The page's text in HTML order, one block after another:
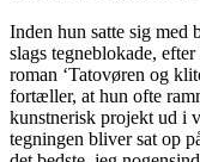
Inden hun satte sig med
slags tegneblokade,
roman ‘Tatovøren og
fortæller, at hun ofte
kunstnerisk projekt ud i
tegningen bliver sat op